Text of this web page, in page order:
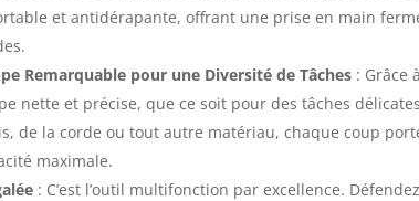
et antidérapante, offrant une prise en main
Remarquable pour une Diversité de Tâches : Grâce
nette et précise, que ce soit pour des tâches
de la corde ou tout autre matériau, chaque coup
maximale.
: C’est l’outil multifonction par excellence.